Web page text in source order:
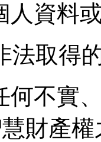
人資料
法取得
何不實
財產